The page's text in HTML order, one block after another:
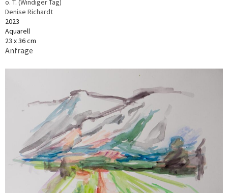
o. T. (Windiger Tag)
Denise Richardt
2023
Aquarell
23 x 36 cm
Anfrage